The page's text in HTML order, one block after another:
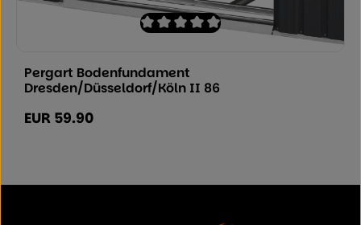
Durchschnittliche Bewertung von 0
Pergart Bodenfundament
Dresden/Düsseldorf/Köln II 86
Regulärer Preis:
EUR 59.90